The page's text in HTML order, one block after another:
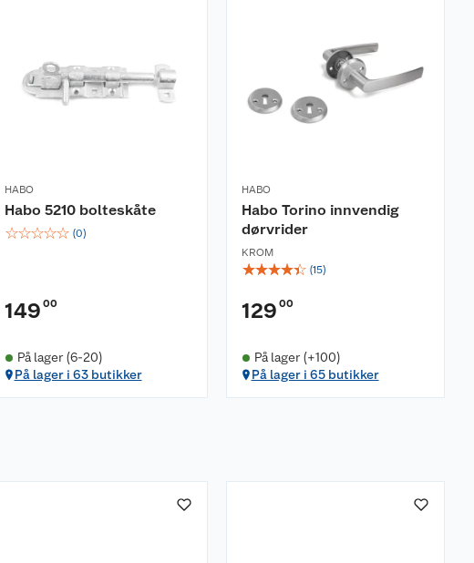
HABO
Habo 5210 bolteskåte
☆☆☆☆☆ (0)
149 00
På lager (6-20)
På lager i 63 butikker
HABO
Habo Torino innvendig
dørvrider
KROM
☆☆☆☆☆ (15)
129 00
På lager (+100)
På lager i 65 butikker